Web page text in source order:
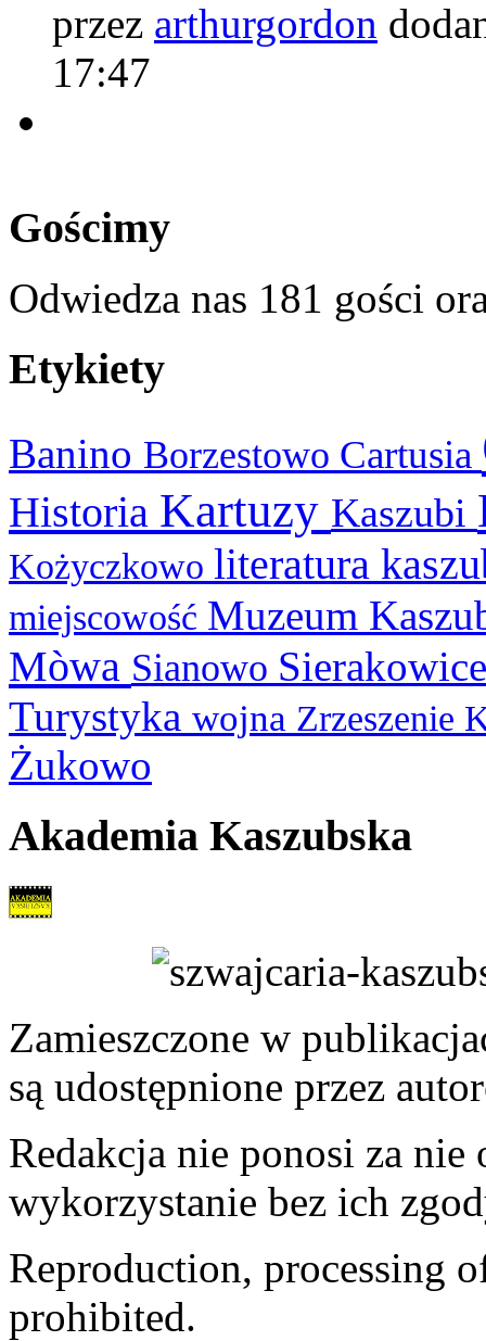
przez arthurgordon
17:47
Gościmy
Odwiedza nas 181 gości
Etykiety
Banino Borzestowo Cartusia
Historia Kartuzy Kaszubi
Kożyczkowo literatura
miejscowość Muzeum
Mòwa Sianowo
Turystyka wojna Zrzeszenie
Żukowo
Akademia Kaszubska
Zamieszczone w
są udostępnione przez
Redakcja nie ponosi za
wykorzystanie bez ich
Reproduction, processing
prohibited.